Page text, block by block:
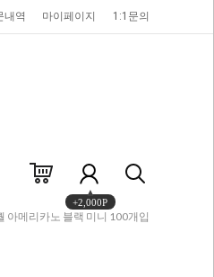
내역 마이페이지 1:1문의
+2,000P
아메리카노 블랙 미니 100개입